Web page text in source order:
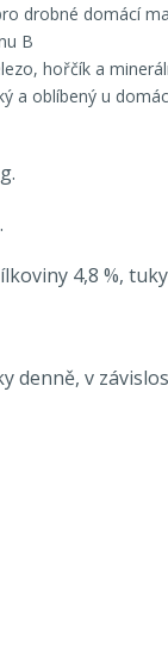
drobné domácí
B
hořčík a
a oblíbený u
4,8 %,
denně, v